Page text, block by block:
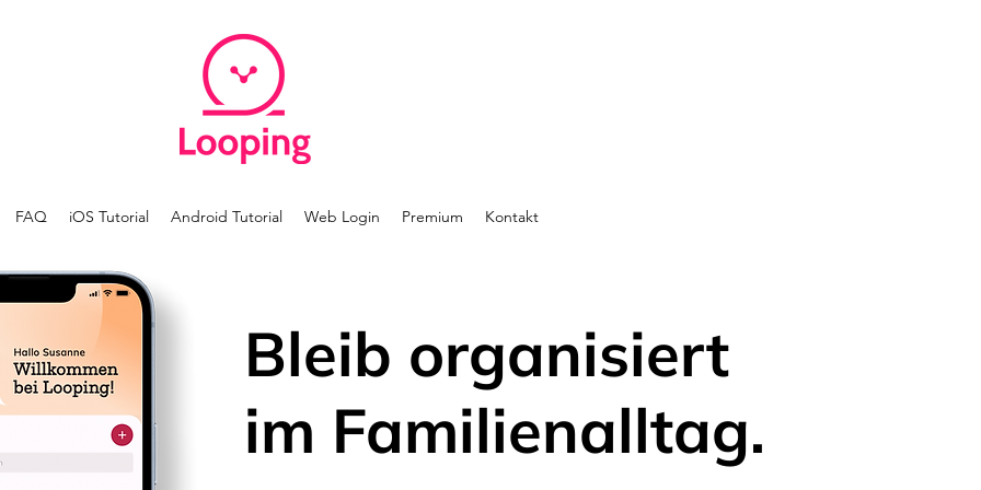
FAQ iOS Tutorial Android Tutorial Web Login Premium Kontakt
Bleib organisiert
im Familienalltag.